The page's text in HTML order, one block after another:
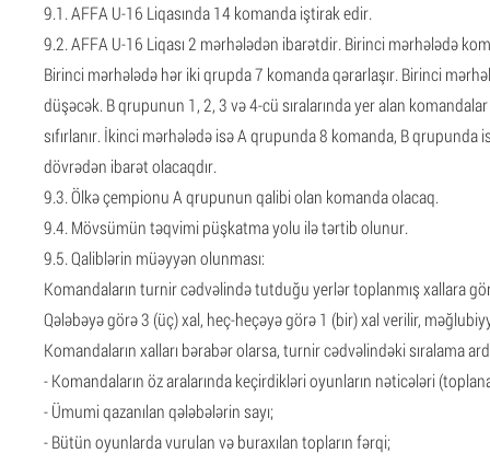
9.1. AFFA U-16 Liqasında 14 komanda iştirak edir.
9.2. AFFA U-16 Liqası 2 mərhələdən ibarətdir. Birinci mərhələdə
Birinci mərhələdə hər iki qrupda 7 komanda qərarlaşır. Birinci
düşəcək. B qrupunun 1, 2, 3 və 4-cü sıralarında yer alan
sıfırlanır. İkinci mərhələdə isə A qrupunda 8 komanda, B
dövrədən ibarət olacaqdır.
9.3. Ölkə çempionu A qrupunun qalibi olan komanda olacaq.
9.4. Mövsümün təqvimi püşkatma yolu ilə tərtib olunur.
9.5. Qaliblərin müəyyən olunması:
Komandaların turnir cədvəlində tutduğu yerlər toplanmış xallara
Qələbəyə görə 3 (üç) xal, heç-heçəyə görə 1 (bir) xal verilir,
Komandaların xalları bərabər olarsa, turnir cədvəlindəki sıralama
- Komandaların öz aralarında keçirdikləri oyunların nəticələri
- Ümumi qazanılan qələbələrin sayı;
- Bütün oyunlarda vurulan və buraxılan topların fərqi;